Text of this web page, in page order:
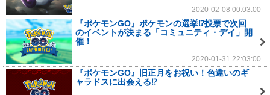
2020-02-08 00:03:00
『ポケモンGO』ポケモンの選挙⁉投票で次回
のイベントが決まる「コミュニティ・デイ」開
催！
2020-01-31 22:03:00
『ポケモンGO』旧正月をお祝い！色違いのギ
ャラドスに出会える⁉